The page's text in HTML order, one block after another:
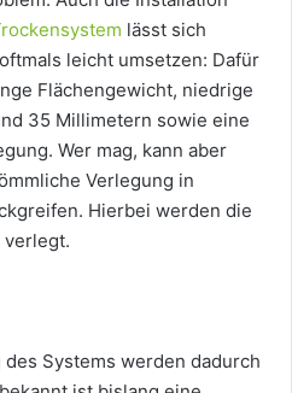
lässt sich
oftmals leicht umsetzen: Dafür
Flächengewicht, niedrige
35 Millimetern sowie eine
Wer mag, kann aber
Verlegung in
Hierbei werden die
verlegt.
Systems werden dadurch